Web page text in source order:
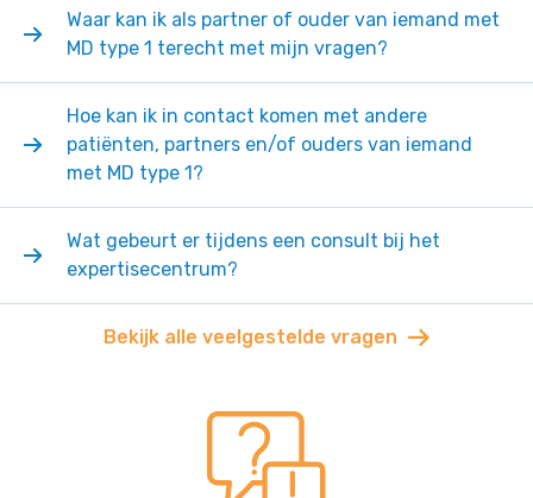
Waar kan ik als partner of ouder van iemand met
MD type 1 terecht met mijn vragen?
Hoe kan ik in contact komen met andere
patiënten, partners en/of ouders van iemand
met MD type 1?
Wat gebeurt er tijdens een consult bij het
expertisecentrum?
Bekijk alle veelgestelde vragen